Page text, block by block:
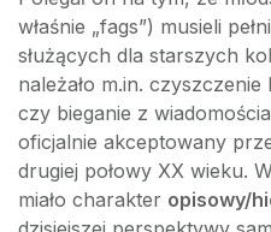
właśnie „fags”) musieli
służących dla starszych
należało m.in.
czy bieganie z
oficjalnie akceptowany
drugiej połowy XX wieku.
miało charakter opisowy/